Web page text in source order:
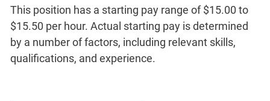
This position has a starting pay range of $15.00 to
$15.50 per hour. Actual starting pay is determined
by a number of factors, including relevant skills,
qualifications, and experience.